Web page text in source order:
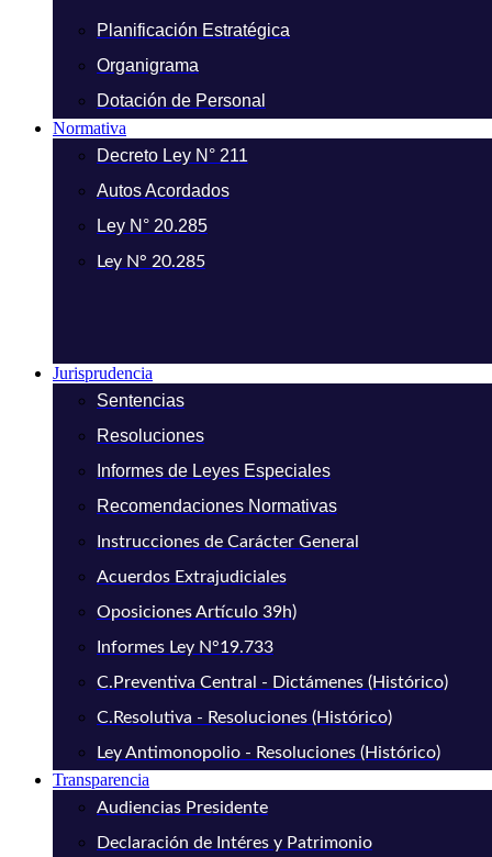
Planificación Estratégica
Organigrama
Dotación de Personal
Normativa
Decreto Ley N° 211
Autos Acordados
Ley N° 20.285
Ley N° 20.285
Jurisprudencia
Sentencias
Resoluciones
Informes de Leyes Especiales
Recomendaciones Normativas
Instrucciones de Carácter General
Acuerdos Extrajudiciales
Oposiciones Artículo 39h)
Informes Ley N°19.733
C.Preventiva Central - Dictámenes (Histórico)
C.Resolutiva - Resoluciones (Histórico)
Ley Antimonopolio - Resoluciones (Histórico)
Transparencia
Audiencias Presidente
Declaración de Intéres y Patrimonio